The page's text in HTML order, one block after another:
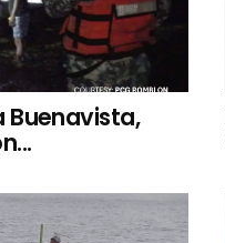
Buenavista,